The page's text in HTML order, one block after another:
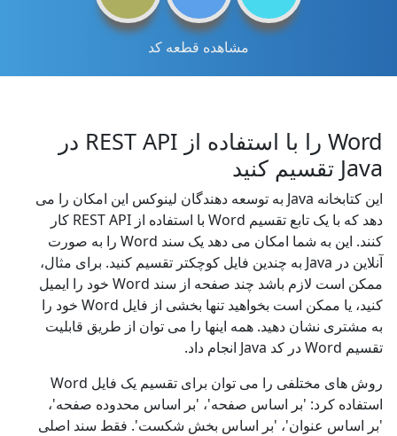
مشاهده قطعه کد
Word را با استفاده از REST API در
Java تقسیم کنید
این کتابخانه Java به توسعه دهندگان لینوکس این امکان را می
دهد که با یک تابع تقسیم Word با استفاده از REST API کار
کنند. این به شما امکان می دهد یک سند Word را به صورت
آنلاین در Java به چندین فایل کوچکتر تقسیم کنید. برای مثال،
ممکن است لازم باشد چند صفحه از سند Word خود را ایمیل
کنید، یا ممکن است بخواهید تنها بخشی از فایل Word خود را
به مشتری نشان دهید. همه اینها را می توان از طریق قابلیت
تقسیم Word در کد Java انجام داد.
روش های مختلفی را می توان برای تقسیم یک فایل Word
استفاده کرد: 'بر اساس صفحه'، 'بر اساس محدوده صفحه'،
'بر اساس عنوان'، 'بر اساس بخش شکست'. فقط سند اصلی